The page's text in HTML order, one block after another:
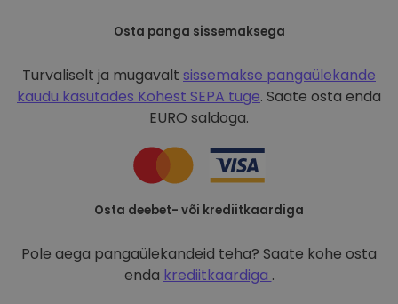
Osta panga sissemaksega
Turvaliselt ja mugavalt sissemakse pangaülekande
kaudu kasutades Kohest SEPA tuge. Saate osta enda
EURO saldoga.
Osta deebet- või krediitkaardiga
Pole aega pangaülekandeid teha? Saate kohe osta
enda krediitkaardiga .